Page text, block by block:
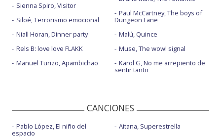
Sienna Spiro, Visitor
Siloé, Terrorismo emocional
Niall Horan, Dinner party
Rels B: love love FLAKK
Manuel Turizo, Apambichao
Paul McCartney, The boys of
Dungeon Lane
Malú, Quince
Muse, The wow! signal
Karol G, No me arrepiento de
sentir tanto
CANCIONES
Pablo López, El niño del
espacio
Aitana, Superestrella